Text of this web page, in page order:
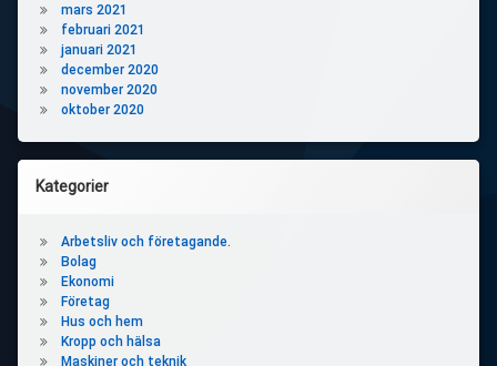
mars 2021
februari 2021
januari 2021
december 2020
november 2020
oktober 2020
Kategorier
Arbetsliv och företagande.
Bolag
Ekonomi
Företag
Hus och hem
Kropp och hälsa
Maskiner och teknik